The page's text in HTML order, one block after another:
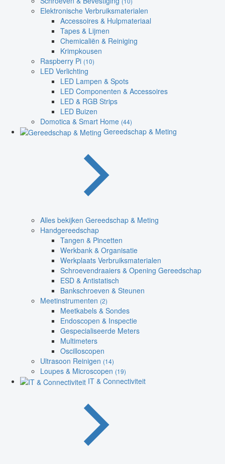
Elektronische Verbruiksmaterialen
Accessoires & Hulpmateriaal
Tapes & Lijmen
Chemicaliën & Reiniging
Krimpkousen
Raspberry Pi (10)
LED Verlichting
LED Lampen & Spots
LED Componenten & Accessoires
LED & RGB Strips
LED Buizen
Domotica & Smart Home (44)
Gereedschap & Meting
Alles bekijken Gereedschap & Meting
Handgereedschap
Tangen & Pincetten
Werkbank & Organisatie
Werkplaats Verbruiksmaterialen
Schroevendraaiers & Opening Gereedschap
ESD & Antistatisch
Bankschroeven & Steunen
Meetinstrumenten (2)
Meetkabels & Sondes
Endoscopen & Inspectie
Gespecialiseerde Meters
Multimeters
Oscilloscopen
Ultrasoon Reinigen (14)
Loupes & Microscopen (19)
IT & Connectiviteit